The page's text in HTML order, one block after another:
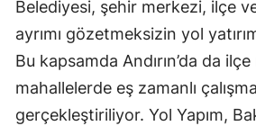
Belediyesi, şehir merkezi, ilçe
ayrımı gözetmeksizin yol
Bu kapsamda Andırın’da da
mahallelerde eş zamanlı
gerçekleştiriliyor. Yol Yapım,